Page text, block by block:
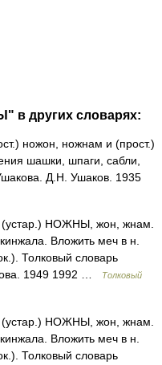
в других словарях:
ножон, ножнам и (прост.)
шашки, шпаги, сабли,
Д.Н. Ушаков. 1935
НОЖНЫ, жон, жнам.
Вложить меч в н.
Толковый словарь
1949 1992 …
Толковый
НОЖНЫ, жон, жнам.
Вложить меч в н.
Толковый словарь